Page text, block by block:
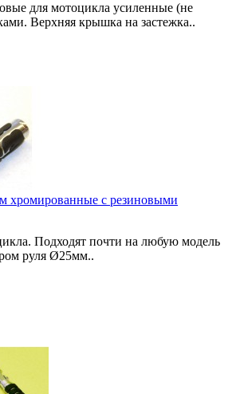
для мотоцикла усиленные (не
Верхняя крышка на застежка..
хромированные с резиновыми
Подходят почти на любую модель
руля Ø25мм..